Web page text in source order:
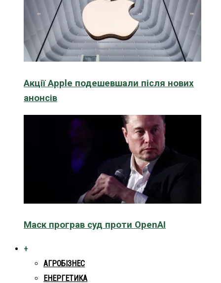
Акції Apple подешевшали після нових
анонсів
Маск програв суд проти OpenAI
+
АГРОБІЗНЕС
ЕНЕРГЕТИКА